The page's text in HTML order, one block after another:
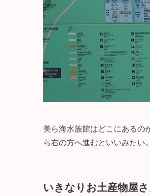
美ら海水族館はどこにあるの
ら右の方へ進むといいみたい
いきなりお土産物屋